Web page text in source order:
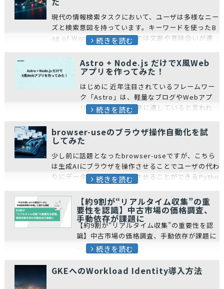
現代の情報検索タスクにおいて、ユーザは多様なニー
ズと検索意図を持っています。キーワードを使ったB
ag of Wordsといった手法では文脈や意味合いが適
切に考慮できず、セマンティック検索ではキーワ...
続きを読む
Astro + Node.js だけでX風Web
アプリを作ってみた！
はじめに 近年注目されているフレームワー
ク「Astro」は、軽量なブログやWebアプ
リケーションの開発に適していると言われ
てパフォーマンス重視の...
続きを読む
browser-useのブラウザ操作自動化を試
してみた
少し前に話題となったbrowser-useですが、こちら
は生成AIにブラウザを操作させることでユーザの代わ
りにデータの取得や作業をさせることができるPytho
続きを読む
【約9割が“リアルタイム収集”の重
要性を認識】中古市場の価格調査、
手動依存が課題に
【約9割が“リアルタイム収集”の重要性を認
識】中古市場の価格調査、手動依存が課題に
続きを読む
GKEへのWorkload Identity導入方法